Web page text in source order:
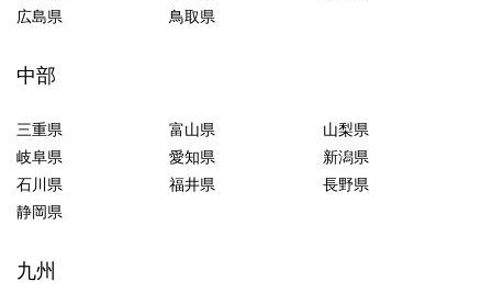
広島県
鳥取県
中部
三重県 富山県
山梨県
岐阜県
愛知県
新潟県
石川県
福井県
長野県
静岡県
九州